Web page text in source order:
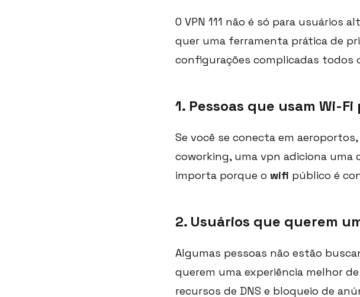
O VPN 111 não é só para usuários
quer uma ferramenta prática de
configurações complicadas todos
1. Pessoas que usam Wi-
Se você se conecta em
coworking, uma vpn adiciona uma
importa porque o wifi público é
2. Usuários que querem
Algumas pessoas não estão
querem uma experiência melhor
recursos de DNS e bloqueio de